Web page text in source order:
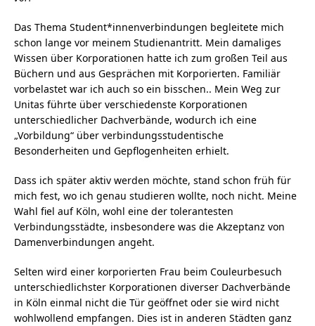
Das Thema Student*innenverbindungen begleitete mich
schon lange vor meinem Studienantritt. Mein damaliges
Wissen über Korporationen hatte ich zum großen Teil aus
Büchern und aus Gesprächen mit Korporierten. Familiär
vorbelastet war ich auch so ein bisschen.. Mein Weg zur
Unitas führte über verschiedenste Korporationen
unterschiedlicher Dachverbände, wodurch ich eine
„Vorbildung“ über verbindungsstudentische
Besonderheiten und Gepflogenheiten erhielt.
Dass ich später aktiv werden möchte, stand schon früh für
mich fest, wo ich genau studieren wollte, noch nicht. Meine
Wahl fiel auf Köln, wohl eine der tolerantesten
Verbindungsstädte, insbesondere was die Akzeptanz von
Damenverbindungen angeht.
Selten wird einer korporierten Frau beim Couleurbesuch
unterschiedlichster Korporationen diverser Dachverbände
in Köln einmal nicht die Tür geöffnet oder sie wird nicht
wohlwollend empfangen. Dies ist in anderen Städten ganz